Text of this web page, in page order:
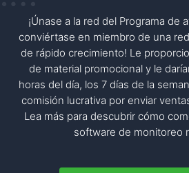
¡Únase a la red del Programa de
conviértase en miembro de una
de rápido crecimiento! Le
de material promocional y le
horas del día, los 7 días de la
comisión lucrativa por enviar
Lea más para descubrir cómo
software de monitoreo